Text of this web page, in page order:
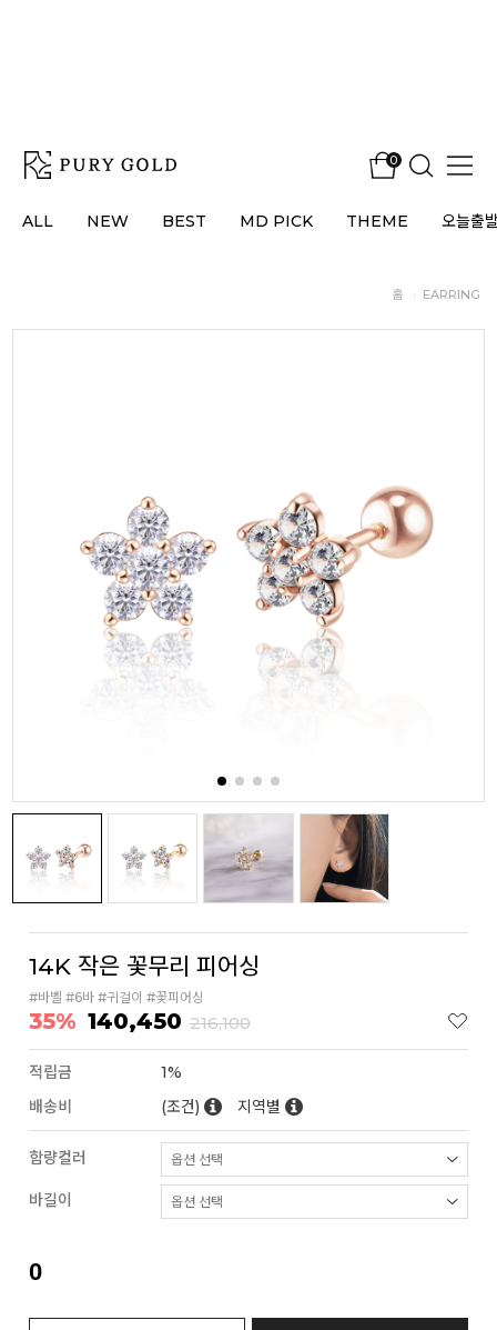
0
ALL NEW BEST MD PICK THEME 오늘출
홈 · EARRING
14K 작은 꽃무리 피어싱
#바벨 #6바 #귀걸이 #꽃피어싱
35% 140,450 216,100
적립금
1%
배송비
(조건) 지역별
함량컬러
바길이
0